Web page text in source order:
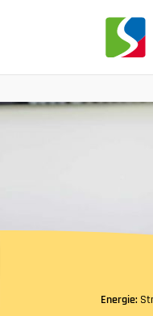
Navigation
Energie: